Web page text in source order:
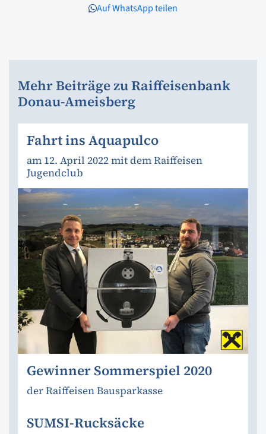
Auf WhatsApp teilen
Mehr Beiträge zu Raiffeisenbank
Donau-Ameisberg
Fahrt ins Aquapulco
am 12. April 2022 mit dem Raiffeisen
Jugendclub
Gewinner Sommerspiel 2020
der Raiffeisen Bausparkasse
SUMSI-Rucksäcke